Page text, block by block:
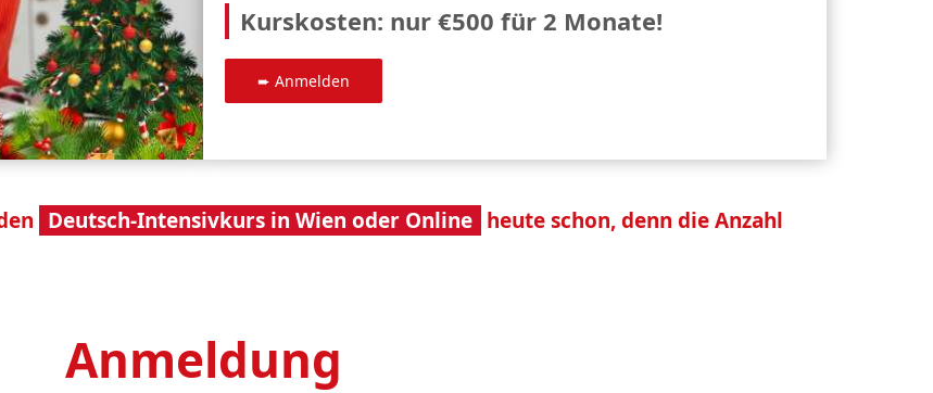
Kurskosten: nur €500 für 2 Monate!
Deutsch-Intensivkurs in Wien oder Online heute schon, denn die Anzahl
Anmeldung